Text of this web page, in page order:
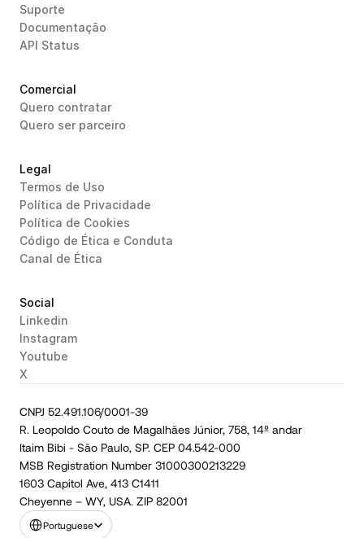
Suporte
Documentação
API Status
Comercial
Quero contratar
Quero ser parceiro
Legal
Termos de Uso
Política de Privacidade
Política de Cookies
Código de Ética e Conduta
Canal de Ética
Social
Linkedin
Instagram
Youtube
X
CNPJ 52.491.106/0001-39
R. Leopoldo Couto de Magalhães Júnior, 758, 14º andar
Itaim Bibi - São Paulo, SP. CEP 04.542-000
MSB Registration Number 31000300213229
1603 Capitol Ave, 413 C1411
Cheyenne – WY, USA. ZIP 82001
Select Language
Portuguese